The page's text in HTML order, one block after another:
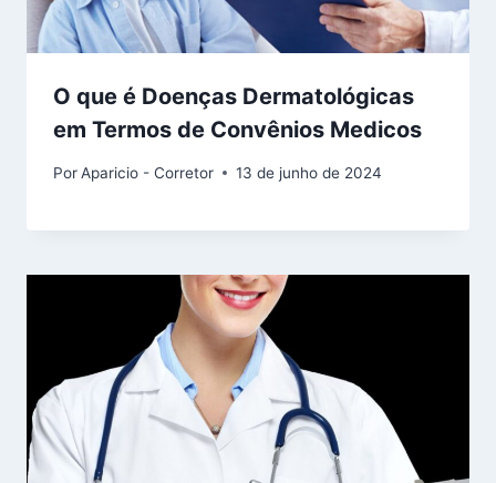
O que é Doenças Dermatológicas
em Termos de Convênios Medicos
PorAparicio - Corretor 13 de junho de 2024